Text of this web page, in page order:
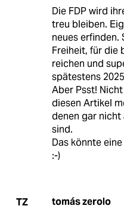
Die FDP wird
treu bleiben.
neues erfinden.
Freiheit, für die
reichen und
spätestens
Aber Psst!
diesen Artikel
denen gar nicht
sind.
Das könnte
:-)
TZ tomás zerolo